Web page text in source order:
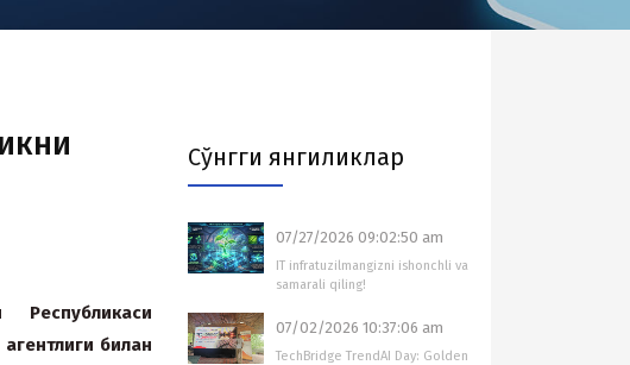
Республикаси
агентлиги билан
Cўнгги янгиликлар
07/27/2026 09:02:50 am
IT infratuzilmangizni ishonchli va
samarali qiling!
07/02/2026 10:37:06 am
TechBridge TrendAI Day: Golden